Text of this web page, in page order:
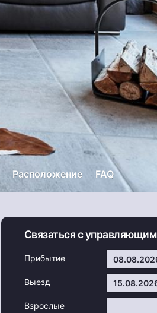
Расположение FAQ
Связаться с управляющим
Прибытие
Выезд
Взрослые